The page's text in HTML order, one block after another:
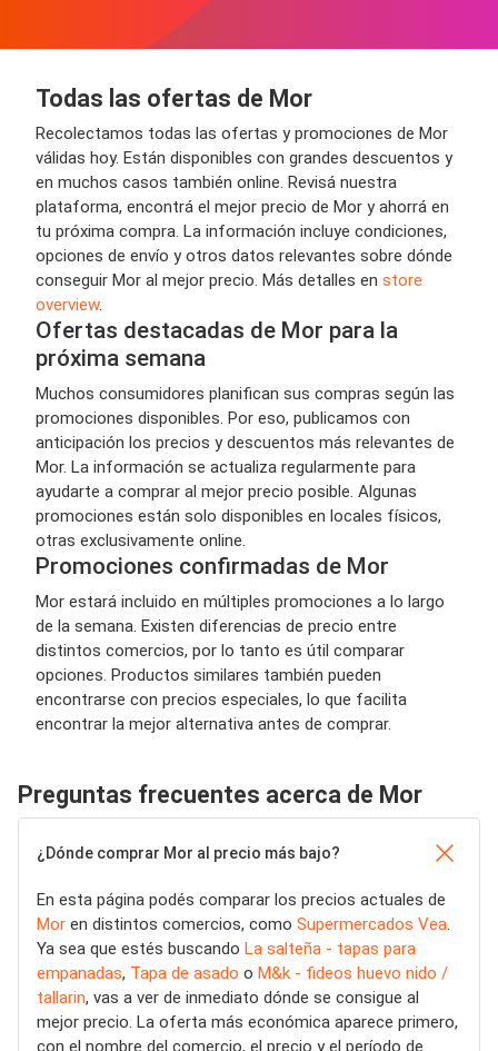
Todas las ofertas de Mor
Recolectamos todas las ofertas y promociones de Mor
válidas hoy. Están disponibles con grandes descuentos y
en muchos casos también online. Revisá nuestra
plataforma, encontrá el mejor precio de Mor y ahorrá en
tu próxima compra. La información incluye condiciones,
opciones de envío y otros datos relevantes sobre dónde
conseguir Mor al mejor precio. Más detalles en store
overview.
Ofertas destacadas de Mor para la
próxima semana
Muchos consumidores planifican sus compras según las
promociones disponibles. Por eso, publicamos con
anticipación los precios y descuentos más relevantes de
Mor. La información se actualiza regularmente para
ayudarte a comprar al mejor precio posible. Algunas
promociones están solo disponibles en locales físicos,
otras exclusivamente online.
Promociones confirmadas de Mor
Mor estará incluido en múltiples promociones a lo largo
de la semana. Existen diferencias de precio entre
distintos comercios, por lo tanto es útil comparar
opciones. Productos similares también pueden
encontrarse con precios especiales, lo que facilita
encontrar la mejor alternativa antes de comprar.
Preguntas frecuentes acerca de Mor
¿Dónde comprar Mor al precio más bajo?
En esta página podés comparar los precios actuales de
Mor en distintos comercios, como Supermercados Vea
Ya sea que estés buscando La salteña - tapas para
empanadas, Tapa de asado o M&k - fideos huevo nido /
tallarin, vas a ver de inmediato dónde se consigue al
mejor precio. La oferta más económica aparece primero,
con el nombre del comercio, el precio y el período de